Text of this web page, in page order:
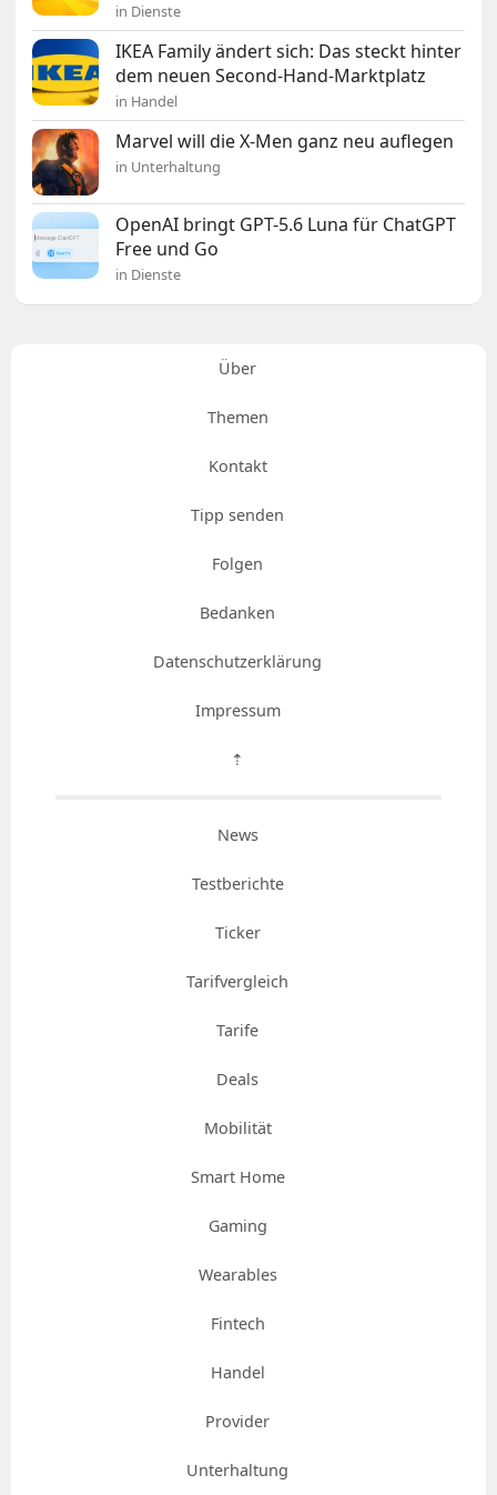
in Dienste
IKEA Family ändert sich: Das steckt hinter
dem neuen Second-Hand-Marktplatz
in Handel
Marvel will die X-Men ganz neu auflegen
in Unterhaltung
OpenAI bringt GPT-5.6 Luna für ChatGPT
Free und Go
in Dienste
Über
Themen
Kontakt
Tipp senden
Folgen
Bedanken
Datenschutzerklärung
Impressum
⇡
News
Testberichte
Ticker
Tarifvergleich
Tarife
Deals
Mobilität
Smart Home
Gaming
Wearables
Fintech
Handel
Provider
Unterhaltung